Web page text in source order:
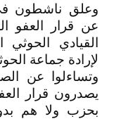
وعلق ناشطون
عن قرار العفو
القيادي
لإرادة جماعة
وتساءلوا عن
يصدرون قرار
بحزب ولا هم